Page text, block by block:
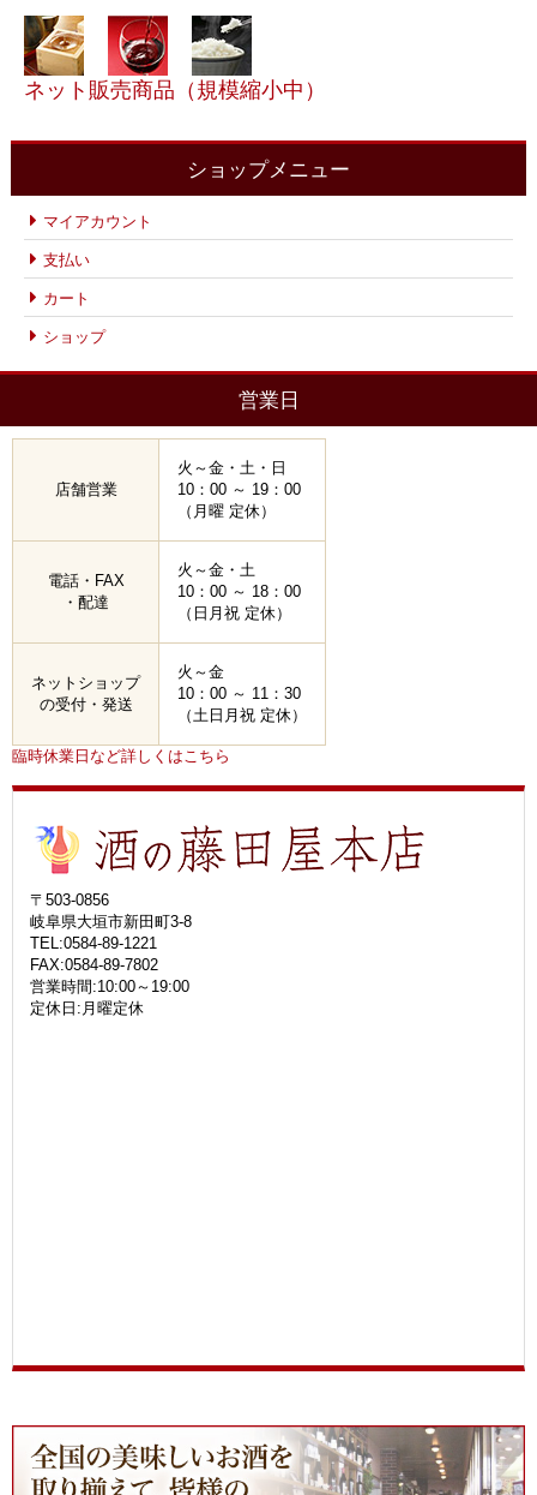
ネット販売商品（規模縮小中）
ショップメニュー
マイアカウント
支払い
カート
ショップ
営業日
店舗営業
火～金・土・日
10：00 ～ 19：00
（月曜 定休）
電話・FAX
・配達
火～金・土
10：00 ～ 18：00
（日月祝 定休）
ネットショップ
の受付・発送
火～金
10：00 ～ 11：30
（土日月祝 定休）
臨時休業日など詳しくはこちら
〒503-0856
岐阜県大垣市新田町3-8
TEL:0584-89-1221
FAX:0584-89-7802
営業時間:10:00～19:00
定休日:月曜定休